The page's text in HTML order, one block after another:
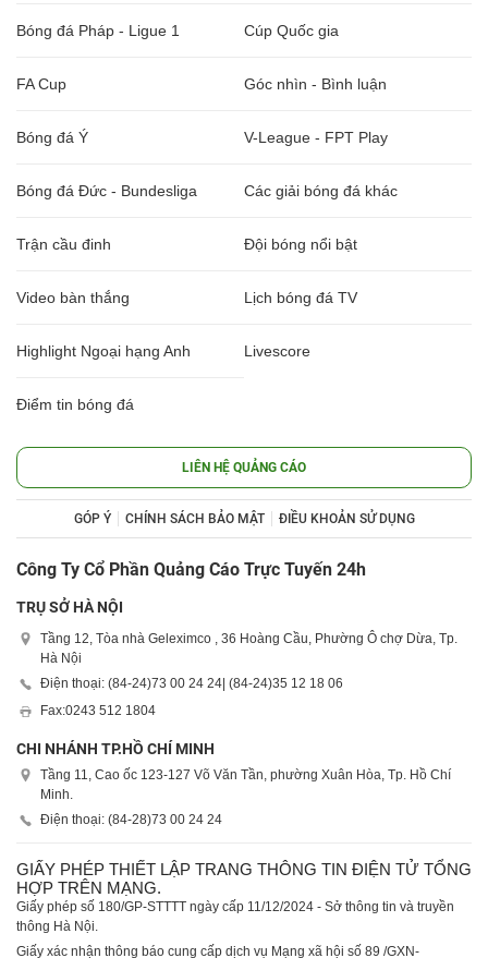
Bóng đá Pháp - Ligue 1 Cúp Quốc gia
FA Cup Góc nhìn - Bình luận
Bóng đá Ý V-League - FPT Play
Bóng đá Đức - Bundesliga Các giải bóng đá khác
Trận cầu đinh Đội bóng nổi bật
Video bàn thắng Lịch bóng đá TV
Highlight Ngoại hạng Anh Livescore
Điểm tin bóng đá
LIÊN HỆ QUẢNG CÁO
GÓP Ý CHÍNH SÁCH BẢO MẬT ĐIỀU KHOẢN SỬ DỤNG
Công Ty Cổ Phần Quảng Cáo Trực Tuyến 24h
TRỤ SỞ HÀ NỘI
Tầng 12, Tòa nhà Geleximco , 36 Hoàng Cầu, Phường Ô chợ Dừa, Tp.
Hà Nội
Điện thoại: (84-24)73 00 24 24| (84-24)35 12 18 06
Fax:0243 512 1804
CHI NHÁNH TP.HỒ CHÍ MINH
Tầng 11, Cao ốc 123-127 Võ Văn Tần, phường Xuân Hòa, Tp. Hồ Chí
Minh.
Điện thoại: (84-28)73 00 24 24
GIẤY PHÉP THIẾT LẬP TRANG THÔNG TIN ĐIỆN TỬ TỔNG
HỢP TRÊN MẠNG.
Giấy phép số 180/GP-STTTT ngày cấp 11/12/2024 - Sở thông tin và truyền
thông Hà Nội.
Giấy xác nhận thông báo cung cấp dịch vụ Mạng xã hội số 89 /GXN-